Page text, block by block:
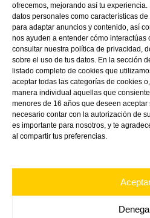
ofrecemos, mejorando así tu
datos personales como características
para adaptar anuncios y contenido, así
nos ayuden a entender cómo interactúas
consultar nuestra política de privacidad,
sobre el uso de tus datos. En la sección
listado completo de cookies que
aceptar todas las categorías de cookies
manera individual aquellas que
menores de 16 años que deseen
necesario contar con la autorización de
es importante para nosotros, y te
al compartir tus preferencias.
Linkedin
Directions